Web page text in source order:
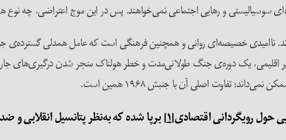
سوسیالیستی و رهایی اجتماعی نمی‌خواهند. پس در این موج اعتراضی، چه نوع
ناامیدی خصیصه‌ای روانی و همچنین فرهنگی است که عامل همدلی گسترده‌ی
اقلیمی، یک دوره‌ی جنگ طولانی‌مدت و خطر هولناک منجر شدن
تفاوت اصلی آن با جنبش ۱۹۶۸ همین است.
حول رویگردانی اقتصادی[۱] برپا شده که به‌نظر پتانسیل انقلابی و